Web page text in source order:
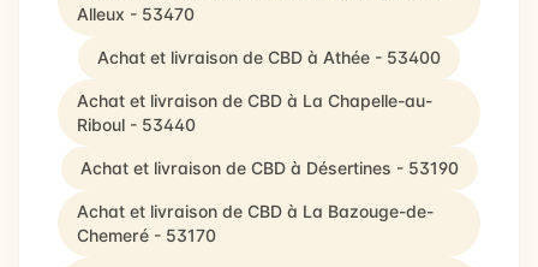
Alleux - 53470
Achat et livraison de CBD à Athée - 53400
Achat et livraison de CBD à La Chapelle-au-
Riboul - 53440
Achat et livraison de CBD à Désertines - 53190
Achat et livraison de CBD à La Bazouge-de-
Chemeré - 53170